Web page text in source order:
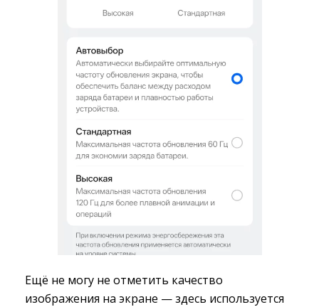
Ещё не могу не отметить качество
изображения на экране — здесь используется